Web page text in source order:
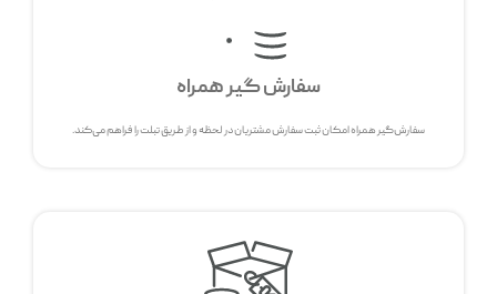
سفارش گیر همراه
سفارش‌گیر همراه امکان ثبت سفارش مشتریان در لحظه و از طریق تبلت را فراهم می‌کند.